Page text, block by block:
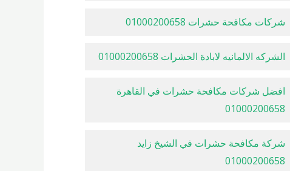
شركات مكافحة حشرات 01000200658
الشركه الالمانيه لابادة الحشرات 01000200658
افضل شركات مكافحة حشرات في القاهرة
01000200658
شركة مكافحة حشرات في الشيخ زايد
01000200658